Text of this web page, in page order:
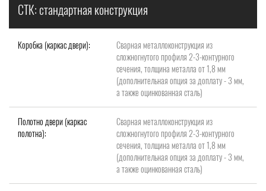
СТК: стандартная конструкция
Коробка (каркас двери):
Сварная металлоконструкция из
сложногнутого профиля 2-3-контурного
сечения, толщина металла от 1,8 мм
(дополнительная опция за доплату - 3 мм,
а также оцинкованная сталь)
Полотно двери (каркас
полотна):
Сварная металлоконструкция из
сложногнутого профиля 2-3-контурного
сечения, толщина металла от 1,8 мм
(дополнительная опция за доплату - 3 мм,
а также оцинкованная сталь)